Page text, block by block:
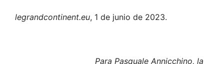
legrandcontinent.eu, 1 de junio de 2023.
Para Pasquale Annicchino, la